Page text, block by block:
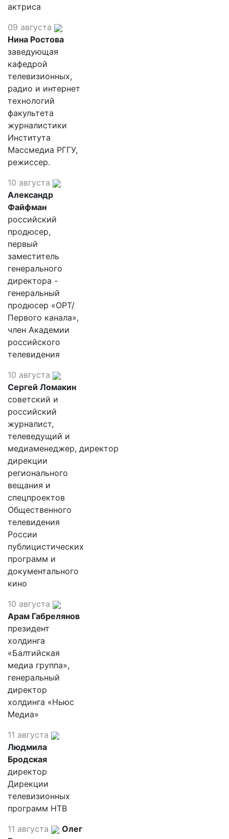
актриса
09 августа
Нина Ростова
заведующая
кафедрой
телевизионных,
радио и интернет
технологий
факультета
журналистики
Института
Массмедиа РГГУ,
режиссер.
10 августа
Александр
Файфман
российский
продюсер,
первый
заместитель
генерального
директора -
генеральный
продюсер «ОРТ/
Первого канала»,
член Академии
российского
телевидения
10 августа
Сергей Ломакин
советский и
российский
журналист,
телеведущий и
медиаменеджер, директор
дирекции
регионального
вещания и
спецпроектов
Общественного
телевидения
России
публицистических
программ и
документального
кино
10 августа
Арам Габрелянов
президент
холдинга
«Балтийская
медиа группа»,
генеральный
директор
холдинга «Ньюс
Медиа»
11 августа
Людмила
Бродская
директор
Дирекции
телевизионных
программ НТВ
11 августа
Олег